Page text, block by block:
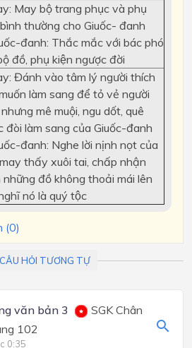
May bộ trang phục và phụ
thường cho Giuốc- đanh
đanh: Thắc mắc với bác phó
đồ, phụ kiện ngược đời
Đánh vào tâm lý người thích
làm sang để tỏ vẻ người
mê muội, ngu dốt, quê
đòi làm sang của Giuốc-đanh
đanh: Nghe lời nịnh nọt của
thấy xuôi tai, chấp nhận
đồ không thoải mái lên
nó là quý tộc
(0)
HỎI TƯƠNG TỰ
văn bản 3
SGK Chân
102
0:35